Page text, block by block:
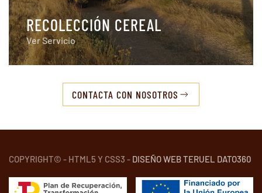
RECOLECCIÓN CEREAL
Ver Servicio
CONTACTA CON NOSOTROS
COPYRIGHT© - HTML5 Y CSS3 - DISEÑO WEB TERUEL DATO360